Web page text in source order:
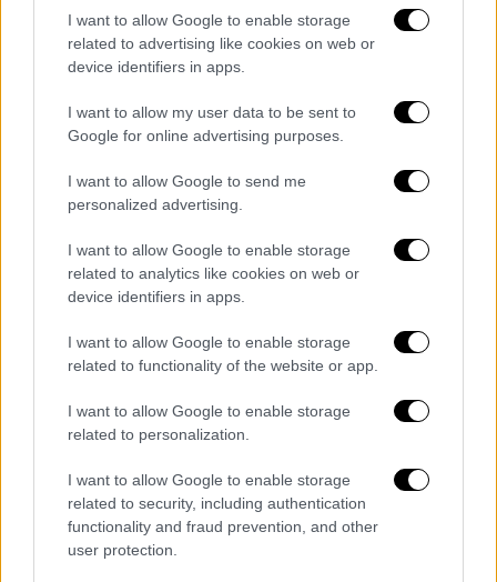
I want to allow Google to enable storage
related to advertising like cookies on web or
device identifiers in apps.
I want to allow my user data to be sent to
Google for online advertising purposes.
I want to allow Google to send me
personalized advertising.
I want to allow Google to enable storage
related to analytics like cookies on web or
device identifiers in apps.
I want to allow Google to enable storage
related to functionality of the website or app.
I want to allow Google to enable storage
related to personalization.
I want to allow Google to enable storage
related to security, including authentication
functionality and fraud prevention, and other
user protection.
Τέμπη: Κατατέθηκε η εισαγγελική
πρόταση για παραπομπή 36
κατηγορούμενων
Οικογένειες θυμάτων ζητούν
συμπληρωματική ανάκριση για την